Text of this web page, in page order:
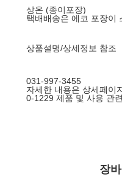
상온 (종이포장)
택배배송은 에코 포장이
상품설명/상세정보 참조
031-997-3455
자세한 내용은 상세페이
0-1229 제품 및 사용 관
장